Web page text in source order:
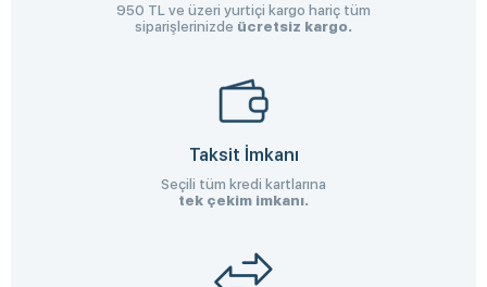
950 TL ve üzeri yurtiçi kargo hariç tüm
siparişlerinizde ücretsiz kargo.
Taksit İmkanı
Seçili tüm kredi kartlarına
tek çekim imkanı.